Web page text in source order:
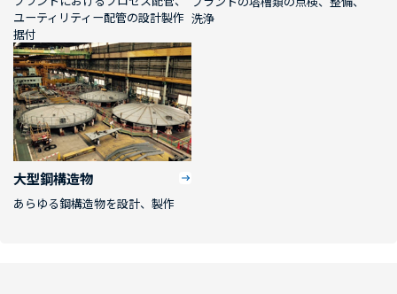
ユーティリティー配管の設計製作
据付
洗浄
大型鋼構造物
あらゆる鋼構造物を設計、製作